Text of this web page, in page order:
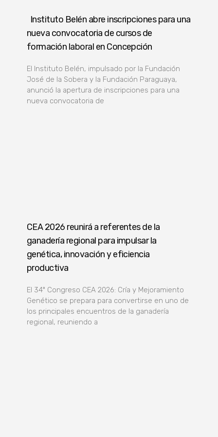
Instituto Belén abre inscripciones para una
nueva convocatoria de cursos de
formación laboral en Concepción
El Instituto Belén, impulsado por la Fundación
José de la Sobera y la Fundación Paraguaya,
anunció la apertura de inscripciones para una
nueva convocatoria de
CEA 2026 reunirá a referentes de la
ganadería regional para impulsar la
genética, innovación y eficiencia
productiva
El 34º Congreso CEA 2026: Cría y Mejoramiento
Genético se prepara para convertirse en uno de
los principales encuentros de la ganadería
regional, reuniendo a